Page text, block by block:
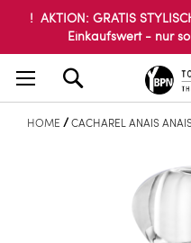
! AKTION: GRATIS
Einkaufswert - nur
HOME CACHAREL ANAIS